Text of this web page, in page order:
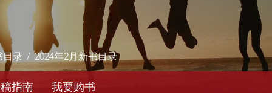
目录 / 2024年2月新书目录
指南 我要购书